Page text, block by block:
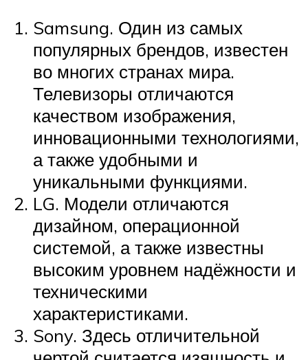
Samsung. Один из самых
популярных брендов, известен
во многих странах мира.
Телевизоры отличаются
качеством изображения,
инновационными технологиями,
а также удобными и
уникальными функциями.
LG. Модели отличаются
дизайном, операционной
системой, а также известны
высоким уровнем надёжности и
техническими
характеристиками.
Sony. Здесь отличительной